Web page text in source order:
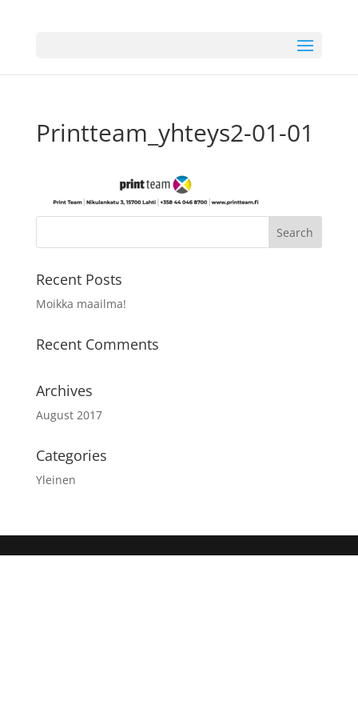
Printteam_yhteys2-01-01
Recent Posts
Moikka maailma!
Recent Comments
Archives
August 2017
Categories
Yleinen